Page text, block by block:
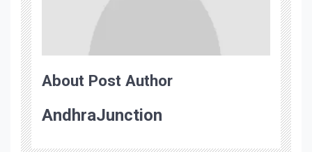
About Post Author
AndhraJunction